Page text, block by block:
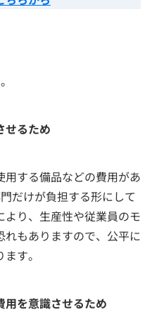
せるため
する備品などの費用があ
だけが負担する形にして
より、生産性や従業員のモ
もありますので、公平に
す。
用を意識させるため